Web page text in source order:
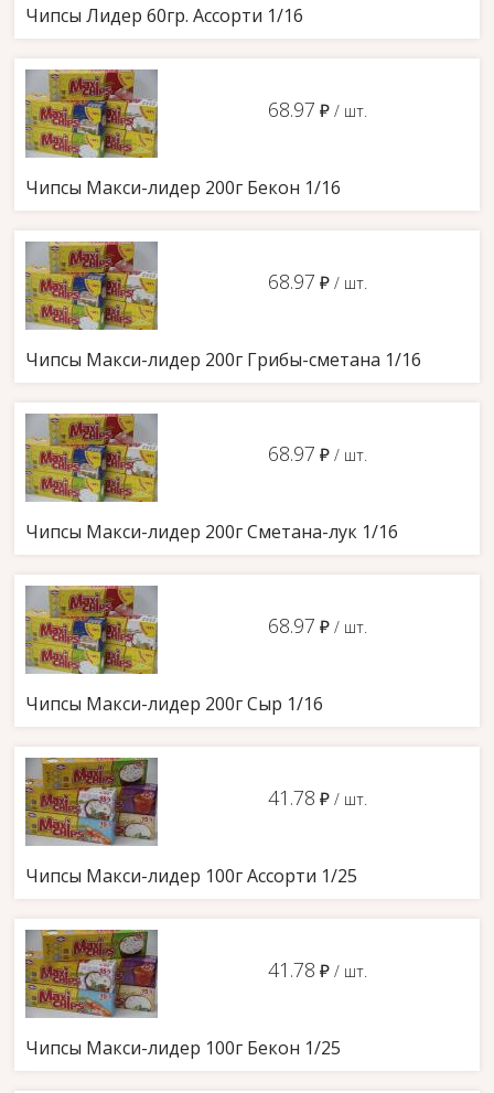
Чипсы Лидер 60гр. Ассорти 1/16
68.97 д / шт.
Чипсы Макси-лидер 200г Бекон 1/16
68.97 д / шт.
Чипсы Макси-лидер 200г Грибы-сметана 1/16
68.97 д / шт.
Чипсы Макси-лидер 200г Сметана-лук 1/16
68.97 д / шт.
Чипсы Макси-лидер 200г Сыр 1/16
41.78 д / шт.
Чипсы Макси-лидер 100г Ассорти 1/25
41.78 д / шт.
Чипсы Макси-лидер 100г Бекон 1/25